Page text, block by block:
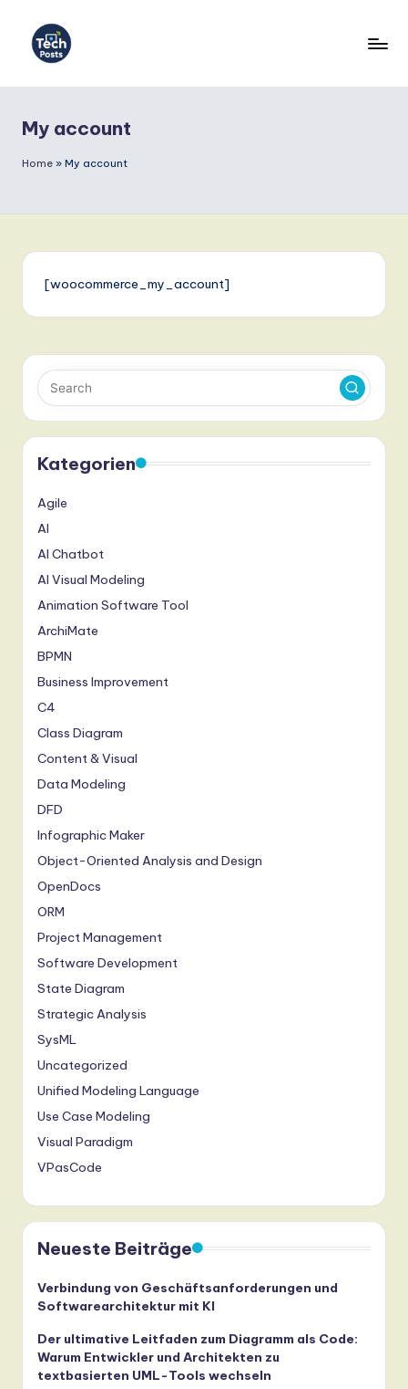
c
h
s
s
G
e
m
a
n
-
L
a
t
e
s
t
T
r
e
n
d
s
in
A
I,
S
o
ft
w
a
r
,
a
n
d
D
ig
My account
Home » My account
[woocommerce_my_account]
Kategorien
Agile
AI
AI Chatbot
AI Visual Modeling
Animation Software Tool
ArchiMate
BPMN
Business Improvement
C4
Class Diagram
Content & Visual
Data Modeling
DFD
Infographic Maker
Object-Oriented Analysis and Design
OpenDocs
ORM
Project Management
Software Development
State Diagram
Strategic Analysis
SysML
Uncategorized
Unified Modeling Language
Use Case Modeling
Visual Paradigm
VPasCode
Neueste Beiträge
Verbindung von Geschäftsanforderungen und
Softwarearchitektur mit KI
Der ultimative Leitfaden zum Diagramm als Code:
Warum Entwickler und Architekten zu
textbasierten UML-Tools wechseln